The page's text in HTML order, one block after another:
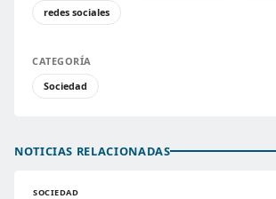
redes sociales
CATEGORÍA
Sociedad
NOTICIAS RELACIONADAS
SOCIEDAD